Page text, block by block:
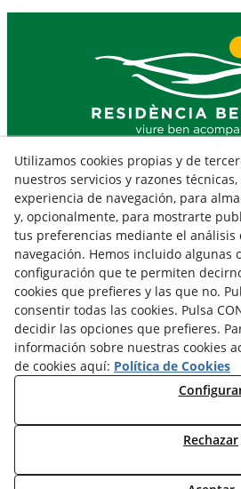
25250BELLPUIG
Aviso Legal
Política de Privacidad
Declaración de Accesibilidad
Utilizamos cookies propias y de
nuestros servicios y razones
experiencia de navegación, para
y, opcionalmente, para mostrarte
tus preferencias mediante el análisis
navegación. Hemos incluido algunas
configuración que te permiten
cookies que prefieres y las que no.
consentir todas las cookies. Pulsa
decidir las opciones que prefieres.
información sobre nuestras cookies
de cookies aquí: Política de Cookies
Rechazar